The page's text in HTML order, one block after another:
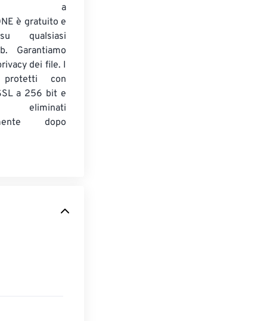
a
è gratuito e
qualsiasi
Garantiamo
dei file. I
con
a 256 bit e
eliminati
dopo